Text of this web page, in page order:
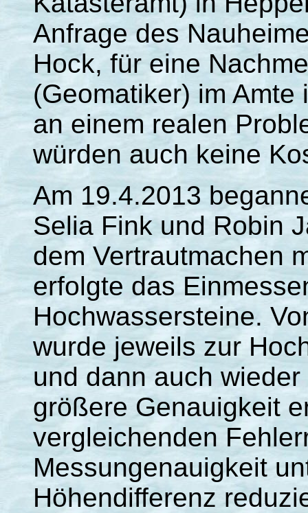
Anfrage des
Hock, für eine
(Geomatiker) im
an einem realen
würden auch keine
Am 19.4.2013
Selia Fink und Robin
dem Vertrautmachen
erfolgte das
Hochwassersteine.
wurde jeweils zur
und dann auch
größere Genauigkeit
vergleichenden
Messungenauigkeit
Höhendifferenz